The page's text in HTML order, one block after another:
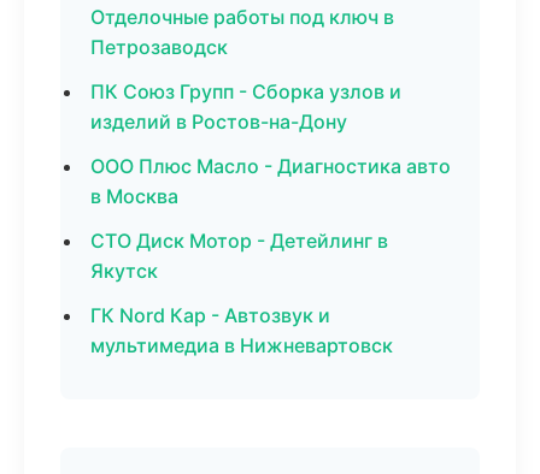
Отделочные работы под ключ в
Петрозаводск
ПК Союз Групп - Сборка узлов и
изделий в Ростов-на-Дону
ООО Плюс Масло - Диагностика авто
в Москва
СТО Диск Мотор - Детейлинг в
Якутск
ГК Nord Кар - Автозвук и
мультимедиа в Нижневартовск